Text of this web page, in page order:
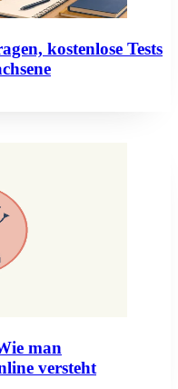
kostenlose Tests
man
versteht